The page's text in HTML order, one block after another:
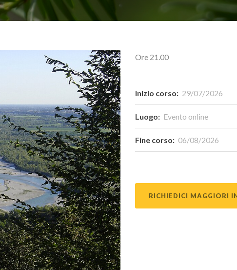
Ore 21.00
Inizio corso: 29/07/2026
Luogo: Evento online
Fine corso: 06/08/2026
RICHIEDICI MAGGIORI